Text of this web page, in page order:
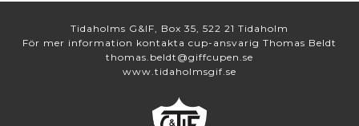
Tidaholms G&IF, Box 35, 522 21 Tidaholm
För mer information kontakta cup-ansvarig Thomas Beldt
thomas.beldt@giffcupen.se
www.tidaholmsgif.se